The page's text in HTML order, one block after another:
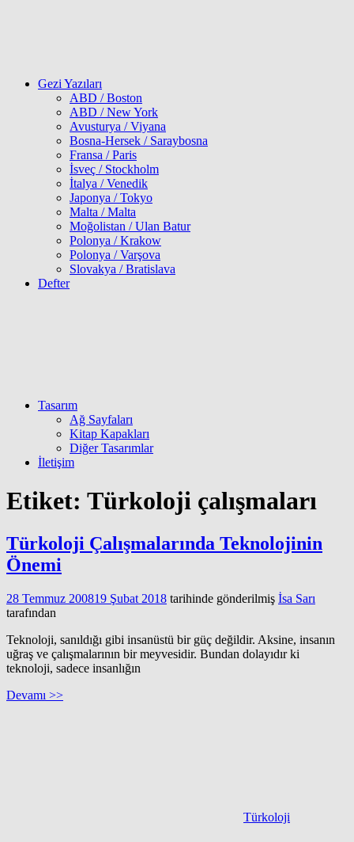
Gezi Yazıları
ABD / Boston
ABD / New York
Avusturya / Viyana
Bosna-Hersek / Saraybosna
Fransa / Paris
İsveç / Stockholm
İtalya / Venedik
Japonya / Tokyo
Malta / Malta
Moğolistan / Ulan Batur
Polonya / Krakow
Polonya / Varşova
Slovakya / Bratislava
Defter
Tasarım
Ağ Sayfaları
Kitap Kapakları
Diğer Tasarımlar
İletişim
Etiket: Türkoloji çalışmaları
Türkoloji Çalışmalarında Teknolojinin
Önemi
28 Temmuz 200819 Şubat 2018 tarihinde gönderilmiş İsa Sarı
tarafından
Teknoloji, sanıldığı gibi insanüstü bir güç değildir. Aksine, insanın
uğraş ve çalışmalarının bir meyvesidir. Bundan dolayıdır ki
teknoloji, sadece insanlığın
Devamı >>
Türkoloji